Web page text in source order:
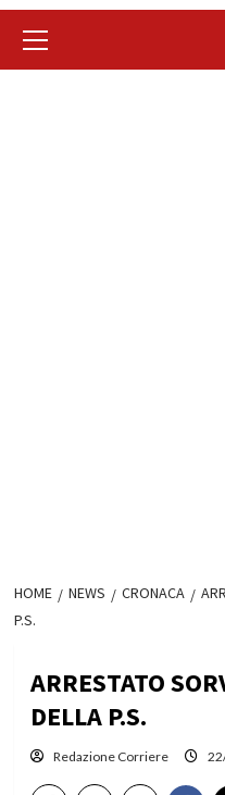
principale
HOME NEWS CRONACA
P.S.
ARRESTATO
DELLA P.S.
Redazione Corriere